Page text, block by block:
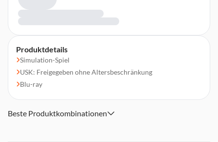
Produktdetails
Simulation-Spiel
USK: Freigegeben ohne Altersbeschränkung
Blu-ray
Beste Produktkombinationen